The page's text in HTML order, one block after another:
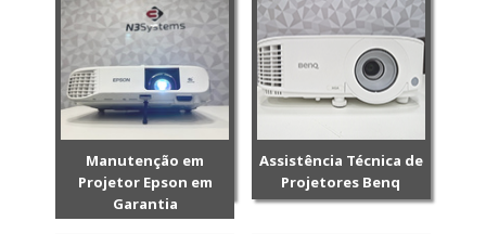
Manutenção em
Projetor Epson em
Garantia
Assistência Técnica de
Projetores Benq